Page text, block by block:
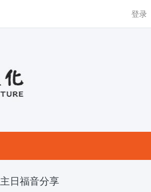
登录
主日福音分享